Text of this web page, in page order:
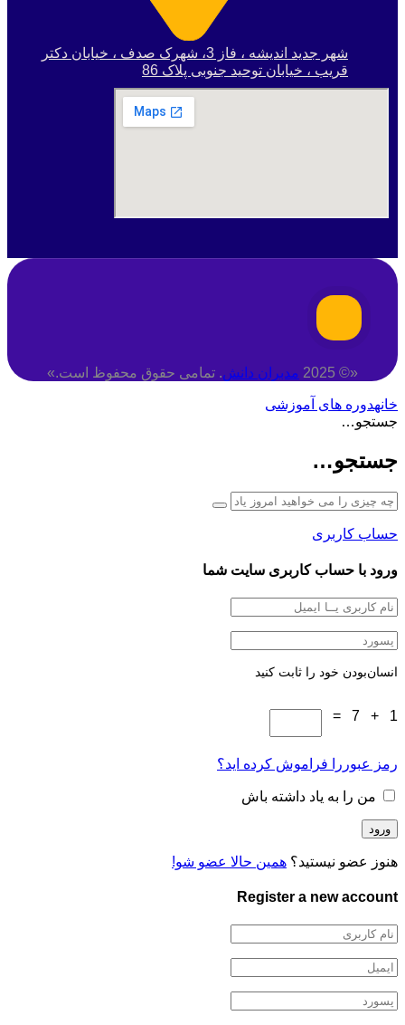
شهر جدید اندیشه ، فاز 3، شهرک صدف ، خیابان دکتر
قریب ، خیابان توحید جنوبی پلاک 86
«© 2025 مدبران دانش. تمامی حقوق محفوظ است.»
خانهدوره های آموزشی
جستجو…
جستجو…
حساب کاربری
ورود با حساب کاربری سایت شما
انسان‌بودن خود را ثابت کنید
1 + 7 =
رمز عبوررا فراموش کرده اید؟
من را به یاد داشته باش
هنوز عضو نیستید؟ همین حالا عضو شو!
Register a new account